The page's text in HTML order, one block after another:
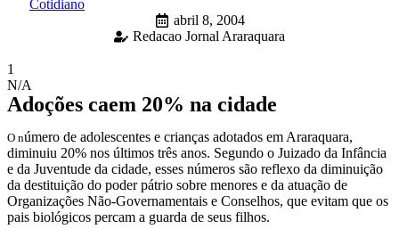
Cotidiano
abril 8, 2004
Redacao Jornal Araraquara
1
N/A
Adoções caem 20% na cidade
O número de adolescentes e crianças adotados em Araraquara,
diminuiu 20% nos últimos três anos. Segundo o Juizado da Infância
e da Juventude da cidade, esses números são reflexo da diminuição
da destituição do poder pátrio sobre menores e da atuação de
Organizações Não-Governamentais e Conselhos, que evitam que os
pais biológicos percam a guarda de seus filhos.